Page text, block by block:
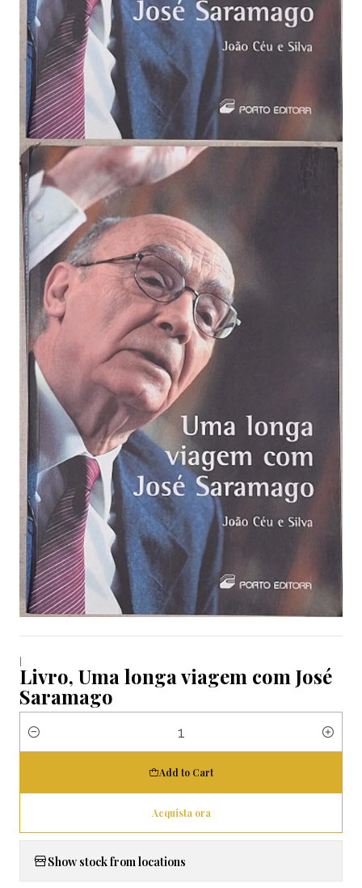
|
Livro, Uma longa viagem com José
Saramago
Quantity
Add to Cart
Acquista ora
Show stock from locations